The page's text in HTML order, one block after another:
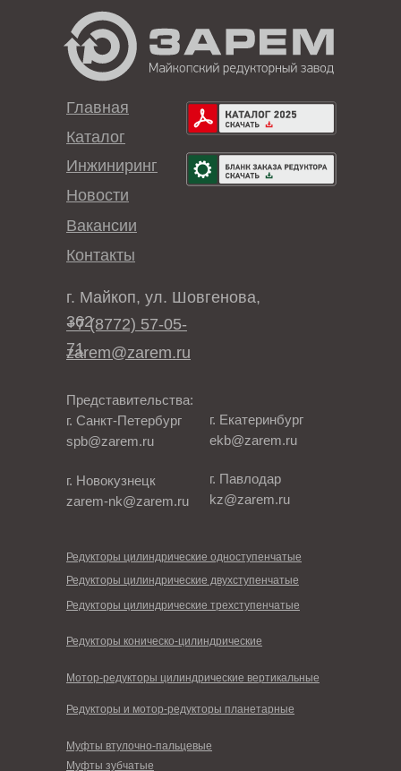
+7 (8772) 57-05-
71
Каталог
Инжиниринг
Контакты
Главная
Новости
Вакансии
zarem@zarem.ru
Редукторы цилиндрические одноступенчатые
Редукторы цилиндрические двухступенчатые
Редукторы цилиндрические трехступенчатые
Редукторы коническо-цилиндрические
Мотор-редукторы цилиндрические вертикальные
Редукторы и мотор-редукторы планетарные
Муфты зубчатые
Муфты втулочно-пальцевые
г. Майкоп, ул. Шовгенова,
362
Представительства:
г. Санкт-Петербург
spb@zarem.ru
г. Екатеринбург
ekb@zarem.ru
г. Новокузнецк
zarem-nk@zarem.ru
г. Павлодар
kz@zarem.ru